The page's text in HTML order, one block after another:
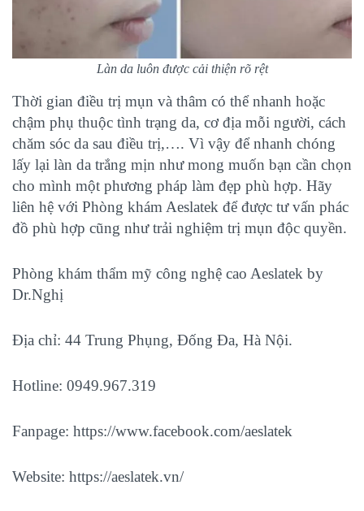
Làn da luôn được cải thiện rõ rệt
Thời gian điều trị mụn và thâm có thể nhanh hoặc
chậm phụ thuộc tình trạng da, cơ địa mỗi người, cách
chăm sóc da sau điều trị,…. Vì vậy để nhanh chóng
lấy lại làn da trắng mịn như mong muốn bạn cần chọn
cho mình một phương pháp làm đẹp phù hợp. Hãy
liên hệ với Phòng khám Aeslatek để được tư vấn phác
đồ phù hợp cũng như trải nghiệm trị mụn độc quyền.
Phòng khám thẩm mỹ công nghệ cao Aeslatek by
Dr.Nghị
Địa chỉ: 44 Trung Phụng, Đống Đa, Hà Nội.
Hotline: 0949.967.319
Fanpage: https://www.facebook.com/aeslatek
Website: https://aeslatek.vn/